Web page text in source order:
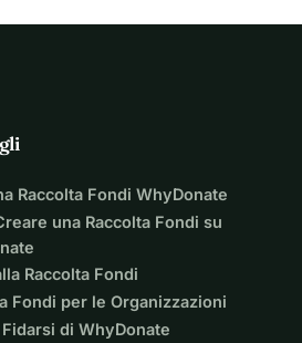
Raccolta Fondi WhyDonate
una Raccolta Fondi su
Raccolta Fondi
Fondi per le Organizzazioni
di WhyDonate